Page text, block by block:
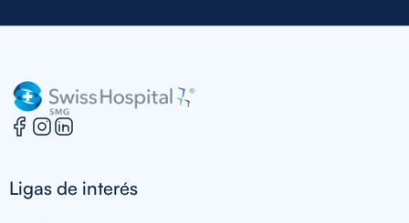
Ligas de interés